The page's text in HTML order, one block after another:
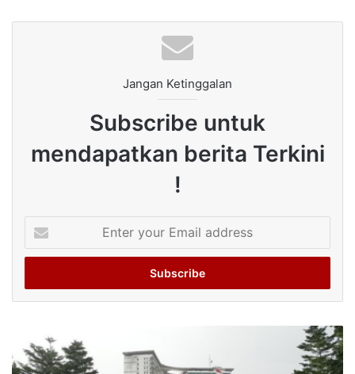
Jangan Ketinggalan
Subscribe untuk
mendapatkan berita Terkini
!
your
Email